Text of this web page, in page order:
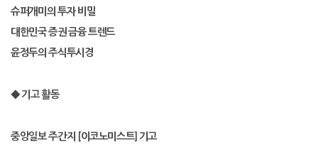
슈퍼개미의 투자 비밀
대한민국 증권 금융 트렌드
윤정두의 주식투시경
◆기고 활동
중앙일보 주간지 이코노미스트] 기고